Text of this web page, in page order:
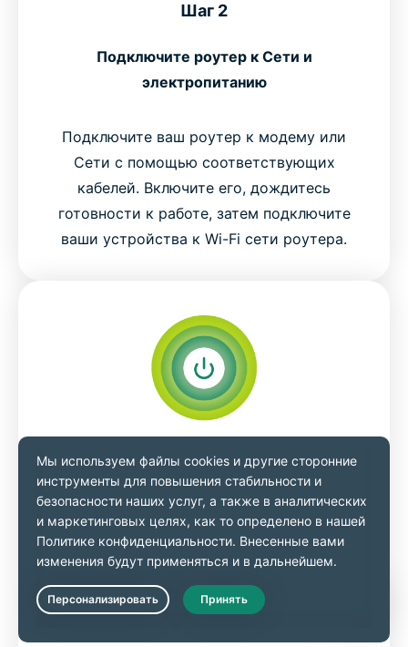
Шаг 2
Подключите роутер к Сети и
электропитанию
Подключите ваш роутер к модему или
Сети с помощью соответствующих
кабелей. Включите его, дождитесь
готовности к работе, затем подключите
ваши устройства к Wi-Fi сети роутера.
Шаг 3
Авторизуйтесь и подключитесь к
серверу
Откройте браузер, далее зайдите в панель
управления роутером, используя свои